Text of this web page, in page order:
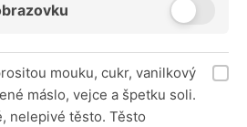
mouku, cukr, vanilkový
máslo, vejce a špetku soli.
nelepivé těsto. Těsto